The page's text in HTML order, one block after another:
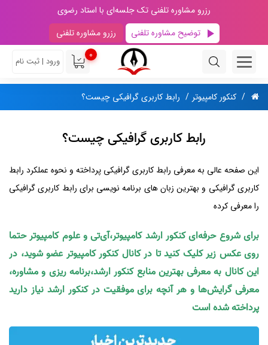
رزرو مشاوره تلفنی تک جلسه‌ای با استاد رضوی
توضیح مشاوره تلفنی
رزرو مشاوره تلفنی
0
ورود | ثبت نام
کنکور کامپیوتر رابط کاربری گرافیکی چیست؟
رابط کاربری گرافیکی چیست؟
این صفحه عالی به معرفی رابط کاربری گرافیکی پرداخته و نحوه عملکرد رابط
کاربری گرافیکی و بهترین زبان های برنامه نویسی برای رابط کاربری گرافیکی
را معرفی کرده
برای شروع حرفه‌ای کنکور ارشد کامپیوتر،آی‌تی و علوم کامپیوتر حتما
روی عکس زیر کلیک کنید تا در کانال کنکور کامپیوتر عضو شوید، در
این کانال به معرفی بهترین منابع کنکور ارشد،برنامه ریزی و مشاوره،
معرفی گرایش‌ها و هر آنچه برای موفقیت در کنکور ارشد نیاز دارید
پرداخته شده است